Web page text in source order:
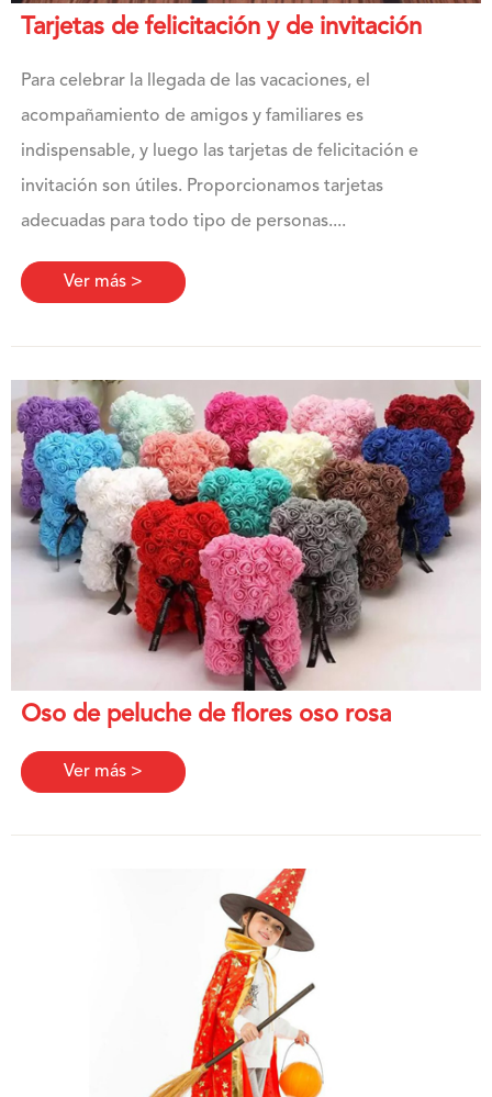
Tarjetas de felicitación y de invitación
Para celebrar la llegada de las vacaciones, el
acompañamiento de amigos y familiares es
indispensable, y luego las tarjetas de felicitación e
invitación son útiles. Proporcionamos tarjetas
adecuadas para todo tipo de personas....
Ver más >
Oso de peluche de flores oso rosa
Ver más >